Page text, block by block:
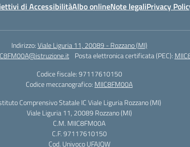
di AccessibilitàAlbo onlineNote legaliPrivacy
Indirizzo:Viale Liguria 11, 20089 - Rozzano (MI)
Posta elettronica certificata (PEC):
Codice fiscale: 97117610150
Codice meccanografico: MIIC8FM00A
Comprensivo Statale IC Viale Liguria Rozzano (MI)
Viale Liguria 11, 20089 Rozzano (MI)
C.M. MIIC8FM00A
C.F. 97117610150
Cod. Univoco UFAJQW